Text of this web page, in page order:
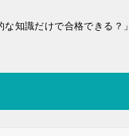
知識だけで合格できる？」